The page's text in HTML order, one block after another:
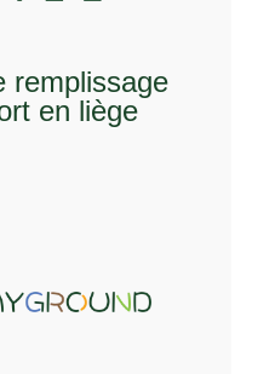
remplissage
en liège